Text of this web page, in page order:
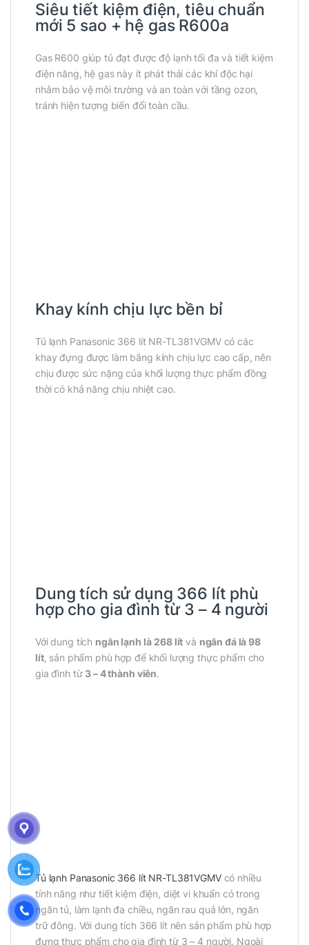
Siêu tiết kiệm điện, tiêu chuẩn
mới 5 sao + hệ gas R600a
Gas R600 giúp tủ đạt được độ lạnh tối đa và tiết kiệm
điện năng, hệ gas này ít phát thải các khí độc hại
nhằm bảo vệ môi trường và an toàn với tầng ozon,
tránh hiện tượng biến đổi toàn cầu.
Khay kính chịu lực bền bỉ
Tủ lạnh Panasonic 366 lít NR-TL381VGMV có các
khay đựng được làm bằng kính chịu lực cao cấp, nên
chịu được sức nặng của khối lượng thực phẩm đồng
thời có khả năng chịu nhiệt cao.
Dung tích sử dụng 366 lít phù
hợp cho gia đình từ 3 – 4 người
Với dung tích ngăn lạnh là 268 lít và ngăn đá là 98
lít, sản phẩm phù hợp để khối lượng thực phẩm cho
gia đình từ 3 – 4 thành viên
Tủ lạnh Panasonic 366 lít NR-TL381VGMVcó nhiều
tính năng như tiết kiệm điện, diệt vi khuẩn có trong
ngăn tủ, làm lạnh đa chiều, ngăn rau quả lớn, ngăn
trữ đông. Với dung tích 366 lít nên sản phẩm phù hợp
đựng thực phẩm cho gia đình từ 3 – 4 người. Ngoài